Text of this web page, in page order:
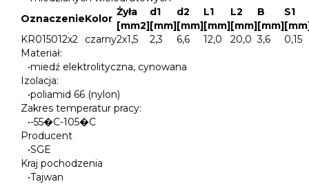
OznaczenieKolor
Żyła
[mm2]
d1
[mm]
d2
[mm]
L1
[mm]
L2
[mm]
B
[mm]
S1
KR015012x2
czarny2x1,5 2,3 6,6 12,0 20,0 3,6
0,15
Materiał:
•miedź elektrolityczna, cynowana
Izolacja:
•poliamid 66 (nylon)
Zakres temperatur pracy:
•-55�C-105�C
Producent
•SGE
Kraj pochodzenia
•Tajwan